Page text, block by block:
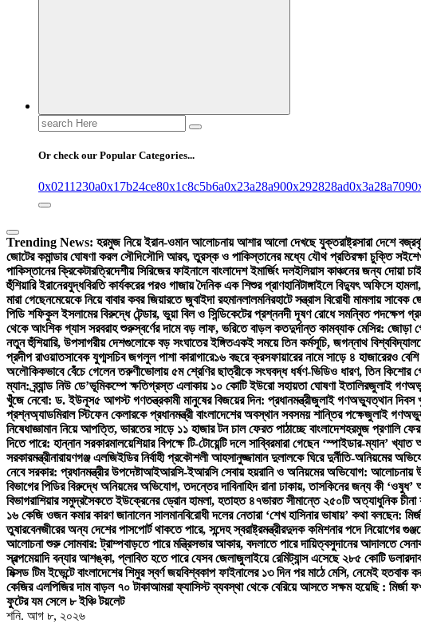
Search
for:
Or check our Popular Categories...
0x0211230a0x17b24ce80x1c8c5b6a0x23a28a900x292828ad0x3a28a709
Trending News: হরমুজ নিয়ে ইরান-ওমান আলোচনায় আশার আলো দেখছে যুক্তরাষ্ট্রসারা দেশে
জোটের কমান্ডার ঘোষণা করল সৌদিসৌদি আরব, তুরস্ক ও পাকিস্তানের মধ্যে যৌথ প্রতিরক্ষা চুক্তি সই
পাকিস্তানের ক্রিকেটারত্রিদেশীয় সিরিজের ফাইনালে বাংলাদেশ ইমার্জিং দলইলিয়াস কাঞ্চনের জন্য দোয়া
হুঁশিয়ারি ইরানেরযুদ্ধবিরতি কার্যকরের পরও গাজায় দৈনিক এক শিশুর প্রাণহানিটাঙ্গাইলে বিদ্যুৎ অফিসে
মারা গেছেনমেয়েকে নিয়ে বাবার কবর জিয়ারতে জুবাইদা রহমানলালমনিরহাটে সন্ত্রাস বিরোধী মামলায় সাবেক
পিডি শফিকুল ইসলামের বিরুদ্ধে টেন্ডার, ভুয়া বিল ও সিন্ডিকেটের প্রশ্ননদী দূষণ রোধে সমন্বিত পদক্ষেপ
থেকে আংশিক গ্যাস সরবরাহ শুরুস্বর্ণের দামে বড় লাফ, ভরিতে বাড়ল কতদুর্দান্ত কামব্যাক মেসির: জোড়া
নতুন হুঁশিয়ারি, উপসাগরীয় দেশগুলোকে বড় সংঘাতের ইঙ্গিতএকই সময়ে তিন কর্মসূচি, জগন্নাথ
প্রদীপ রাওয়াতসাবেক যুগ্মসচিব জগলুল পাশা কারাগারে১৬ বছরে ক্রসফায়ারের নামে সাড়ে ৪ হাজারেরও
অলৌকিকভাবে বেঁচে গেলেন তরুণীভোলায় ৫ম শ্রেণির ছাত্রীকে সংঘবদ্ধ ধর্ষণ-ভিডিও ধারণ, তিন কিশোর
ম্যান: ব্র্যান্ড নিউ ডে’ভূমিকম্পে ক্ষতিগ্রস্ত এলাকায় ১০ কোটি ইউরো সহায়তা ঘোষণা ইতালিরজুলাই
খুঁজে নেবো: ড. ইউনূস৫ আগস্ট গণতন্ত্রকামী মানুষের বিজয়ের দিন: প্রধানমন্ত্রীজুলাই গণঅভ্যুত্থান দিবস
প্রশ্নঅ্যাডমিরাল স্টিফেন কেলারকে প্রধানমন্ত্রী বাংলাদেশের অবস্থান সবসময় শান্তির পক্ষেজুলাই
নিষেধাজ্ঞামান নিয়ে আপত্তি, ভারতের সাড়ে ১১ হাজার টন চাল ফেরত পাঠাচ্ছে বাংলাদেশহরমুজ প্রণালি
দিতে পারে: হান্নান সরকারমালয়েশিয়ার বিপক্ষে টি-টোয়েন্টি দলে সাব্বিরমারা গেছেন ‘স্পাইডার-ম্যান’ খ্যাত
সরকারমন্ত্রীনারায়ণগঞ্জ এলজিইডির নির্বাহী প্রকৌশলী আহসানুজ্জামান দুলালকে ঘিরে দুর্নীতি-অনিয়মের
নেবে সরকার: প্রধানমন্ত্রীর উপদেষ্টাআইআরসি-ইআরসি সেবায় হয়রানি ও অনিয়মের অভিযোগ: আলোচনায়
বিভাগের পিডির বিরুদ্ধে অনিয়মের অভিযোগ, তদন্তের দাবিনাহিদ রানা ঢাকায়, তাসকিনের জন্য কী ‘ওষুধ’
বিভাগরাশিয়ার সমুদ্রসৈকতে ইউক্রেনের ড্রোন হামলা, হতাহত ৪৭ভারত সীমান্তে ২৫০টি অত্যাধুনিক
১৬ কেজি ওজন কমার কারণ জানালেন সালমানবিরোধী দলের নেতারা ‘শেখ হাসিনার ভাষায়’ কথা বলছেন:
তুষারবেনজীরের অন্য দেশের পাসপোর্ট থাকতে পারে, সন্দেহ স্বরাষ্ট্রমন্ত্রীরদুদক কমিশনার পদে নিয়োগের
আলোচনা শুরু সোমবার: ট্রাম্পবাড়তে পারে মন্ত্রিসভার আকার, বদলাতে পারে দায়িত্বসুদানের আদালতে
স্বল্পমেয়াদি বন্যার আশঙ্কা, প্লাবিত হতে পারে যেসব জেলাজুলাইয়ে রেমিট্যান্স এসেছে ২৮৫ কোটি ডলার
মিক্সড টিম ইভেন্টে বাংলাদেশের শিমুর স্বর্ণ জয়বিশ্বকাপ ফাইনালের ১৩ দিন পর মাঠে মেসি, নেমেই হতবাক
কেজির এলপিজির দাম বাড়ল ৭০ টাকাআমরা ফ্যাসিস্ট ব্যবস্থা থেকে বেরিয়ে আসতে সক্ষম হয়েছি : মির্জা
ফুটের যম সেলে ৮ ইঞ্চি টয়লেট
শনি. আগ ৮, ২০২৬